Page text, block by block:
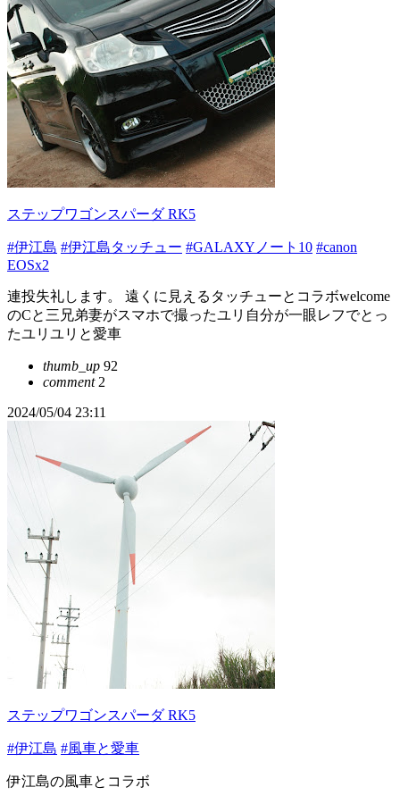
ステップワゴンスパーダ RK5
#伊江島 #伊江島タッチュー #GALAXYノート10 #canon
EOSx2
連投失礼します。 遠くに見えるタッチューとコラボwelcome
のCと三兄弟妻がスマホで撮ったユリ自分が一眼レフでとっ
たユリユリと愛車
thumb_up 92
comment2
2024/05/04 23:11
ステップワゴンスパーダ RK5
#伊江島 #風車と愛車
伊江島の風車とコラボ